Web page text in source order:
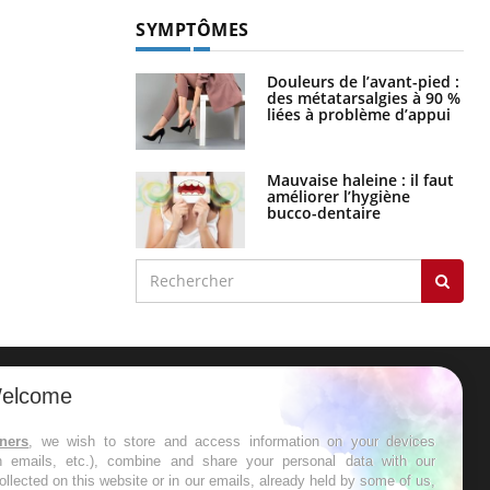
SYMPTÔMES
Douleurs de l’avant-pied :
des métatarsalgies à 90 %
liées à problème d’appui
Mauvaise haleine : il faut
améliorer l’hygiène
bucco-dentaire
les semaines les meilleures
, we wish to store and access information on your devices
emails, etc.), combine and share your personal data with our
on this website or in our emails, already held by some of us,